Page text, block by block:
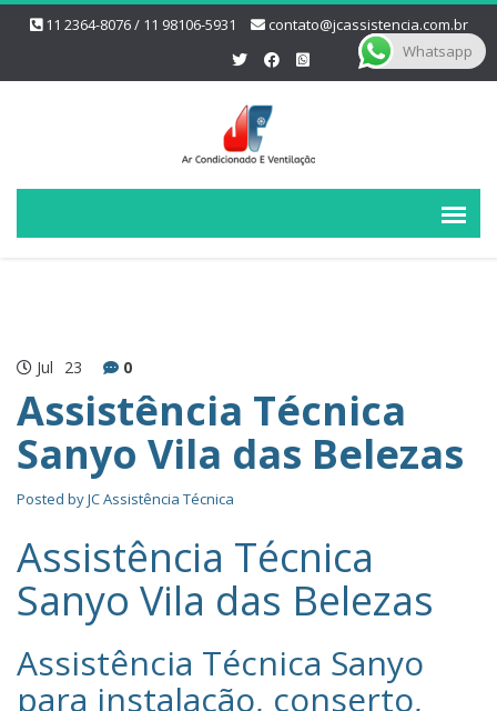
11 2364-8076 / 11 98106-5931 contato@jcassistencia.com.br
Jul 23 0
Assistência Técnica
Sanyo Vila das Belezas
Posted byJC Assistência Técnica
Assistência Técnica
Sanyo Vila das Belezas
Assistência Técnica Sanyo‎
para instalação, conserto,
Whatsapp